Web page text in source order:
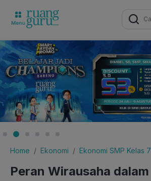
Search
for:
Home Ekonomi Ekonomi SMP Kelas 7
Peran Wirausaha dalam